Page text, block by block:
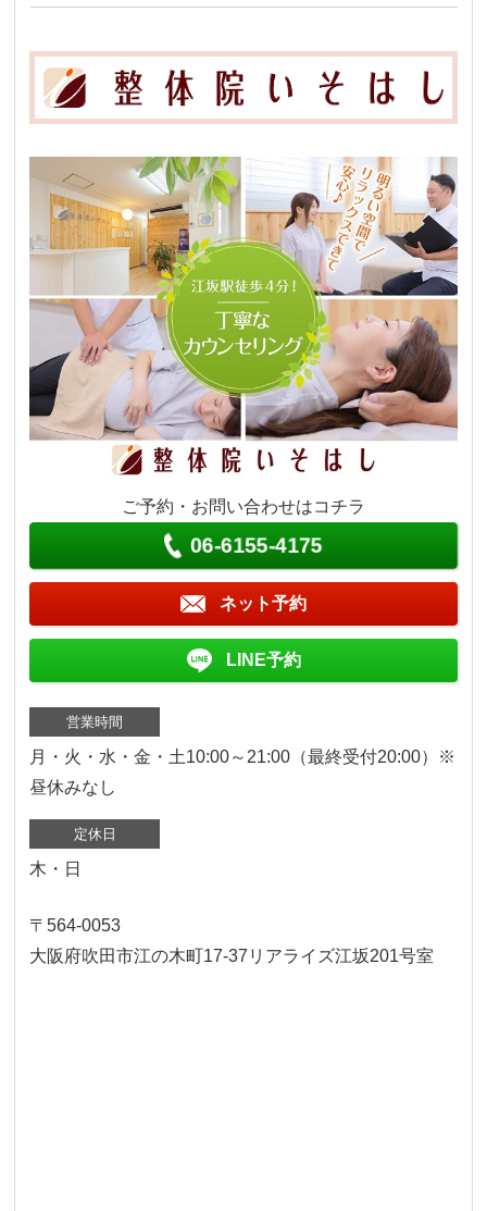
ご予約・お問い合わせはコチラ
06-6155-4175
ネット予約
LINE予約
営業時間
月・火・水・金・土10:00～21:00（最終受付20:00）※
昼休みなし
定休日
木・日
〒564-0053
大阪府吹田市江の木町17‐37リアライズ江坂201号室